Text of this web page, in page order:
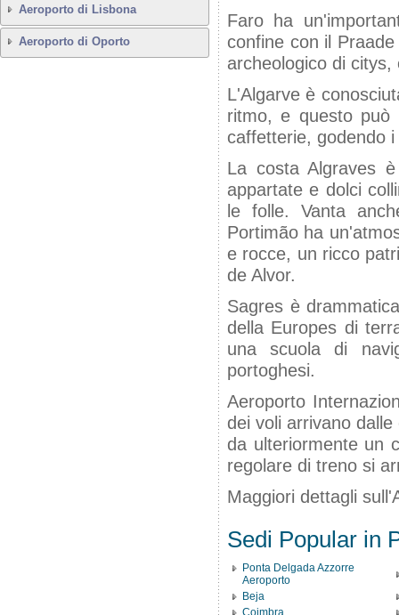
Aeroporto di Lisbona
Aeroporto di Oporto
Faro ha
confine con il
archeologico di
L'Algarve è
ritmo, e questo può
caffetterie, godendo
La costa Algraves
appartate e dolci
le folle. Vanta
Portimão ha
e rocce, un ricco
de Alvor.
Sagres è
della Europes di
una scuola di
portoghesi.
Aeroporto
dei voli arrivano
da ulteriormente un
regolare di treno si
Maggiori dettagli
Sedi Popular in
Ponta Delgada Azzorre
Aeroporto
Beja
Coimbra